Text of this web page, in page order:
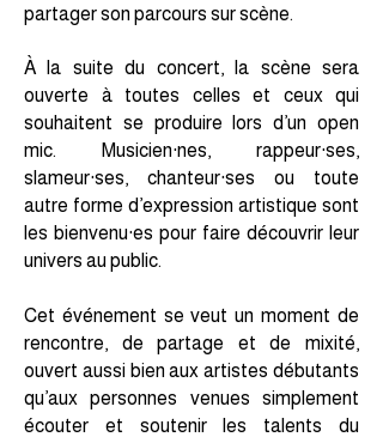
partager son parcours sur scène.
À la suite du concert, la scène sera
ouverte à toutes celles et ceux qui
souhaitent se produire lors d’un open
mic. Musicien·nes, rappeur·ses,
slameur·ses, chanteur·ses ou toute
autre forme d’expression artistique sont
les bienvenu·es pour faire découvrir leur
univers au public.
Cet événement se veut un moment de
rencontre, de partage et de mixité,
ouvert aussi bien aux artistes débutants
qu’aux personnes venues simplement
écouter et soutenir les talents du